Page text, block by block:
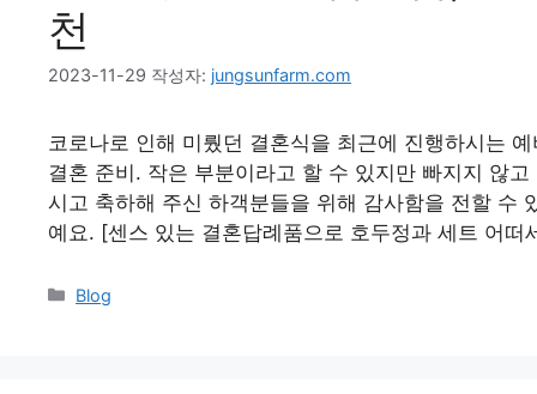
천
2023-11-29 작성자: jungsunfarm.com
코로나로 인해 미뤘던 결혼식을 최근에 진행하시는
결혼 준비. 작은 부분이라고 할 수 있지만 빠지지 않
시고 축하해 주신 하객분들을 위해 감사함을 전할 수
예요. [센스 있는 결혼답례품으로 호두정과 세트 어
Blog